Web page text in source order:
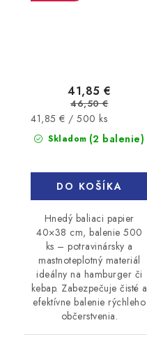
Skladom (2 balenie)
41,85 €
46,50 €
Jednotková
cena:
41,85 € / 500 ks
DO KOŠÍKA
Hnedý baliaci papier
40×38 cm, balenie 500
ks – potravinársky a
mastnoteplotný materiál
ideálny na hamburger či
kebap. Zabezpečuje čisté a
efektívne balenie rýchleho
občerstvenia.